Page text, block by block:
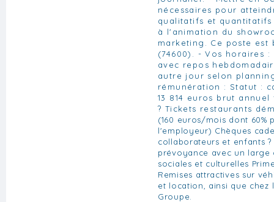
nécessaires pour
qualitatifs et
à l'animation du
marketing. Ce poste est
(74600). - Vos horaires
avec repos
autre jour selon
rémunération : Statut :
13 814 euros brut
? Tickets restaurants
(160 euros/mois dont 60%
l'employeur) Chèques
collaborateurs et enfants
prévoyance avec un large
sociales et culturelles
Remises attractives sur
et location, ainsi que chez
Groupe.